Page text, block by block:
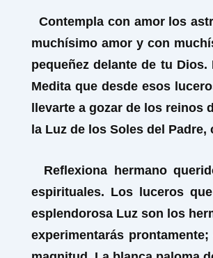
Contempla con amor los
muchísimo amor y con
pequeñez delante de tu
Medita que desde esos
llevarte a gozar de los
la Luz de los Soles del
Reflexiona hermano
espirituales. Los luceros
esplendorosa Luz son los
experimentarás